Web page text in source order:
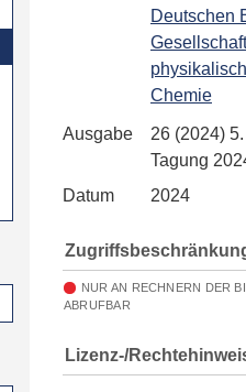
Deutschen
Chemie
Ausgabe
26 (2024)
Tagung
Datum
2024
NUR AN RECHNERN DER
ABRUFBAR
Lizenz-/